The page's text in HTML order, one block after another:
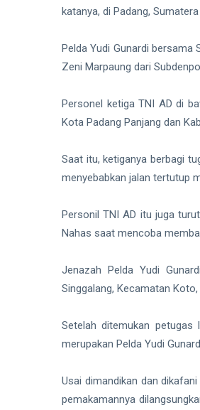
katanya, di Padang,
Pelda Yudi Gunardi bersama
Zeni Marpaung dari
Personel ketiga TNI AD di
Kota Padang Panjang dan
Saat itu, ketiganya berbagi
menyebabkan jalan tertutup
Personil TNI AD itu juga
Nahas saat mencoba
Jenazah Pelda Yudi
Singgalang, Kecamatan
Setelah ditemukan petugas
merupakan Pelda Yudi
Usai dimandikan dan
pemakamannya